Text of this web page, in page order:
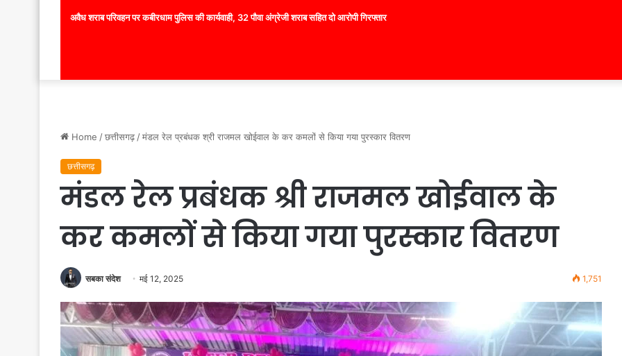
अवैध शराब परिवहन पर कबीरधाम पुलिस की कार्यवाही, 32 पौवा अंग्रेजी शराब सहित दो आरोपी गिरफ्तार
Home /छत्तीसगढ़ /मंडल रेल प्रबंधक श्री राजमल खोईवाल के कर कमलों से किया गया पुरस्कार वितरण
छत्तीसगढ़
मंडल रेल प्रबंधक श्री राजमल खोईवाल के
कर कमलों से किया गया पुरस्कार वितरण
सबका संदेश मई 12, 2025 1,751